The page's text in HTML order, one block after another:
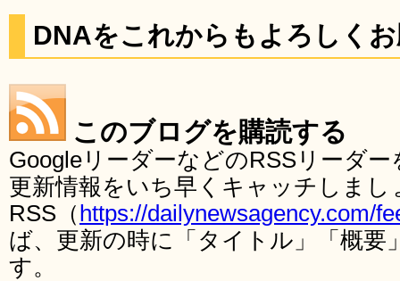
DNAをこれからもよろしく
このブログを購読する
GoogleリーダーなどのRSSリーダ
更新情報をいち早くキャッチしま
RSS（ https://dailynewsagency.com/
ば、更新の時に「タイトル」「概要
す。